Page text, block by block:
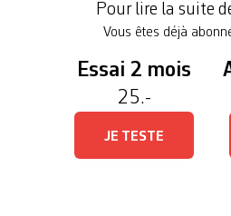
de manière […]
Pour lire la suite
Vous êtes déjà
Essai 2 mois
25.-
JE TESTE